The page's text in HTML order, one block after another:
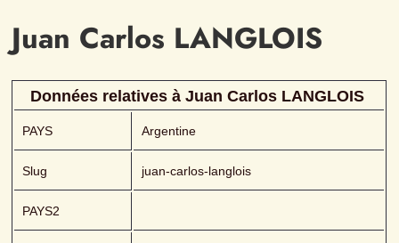
Juan Carlos LANGLOIS
Données relatives à Juan Carlos LANGLOIS
PAYS Argentine
Slug juan-carlos-langlois
PAYS2